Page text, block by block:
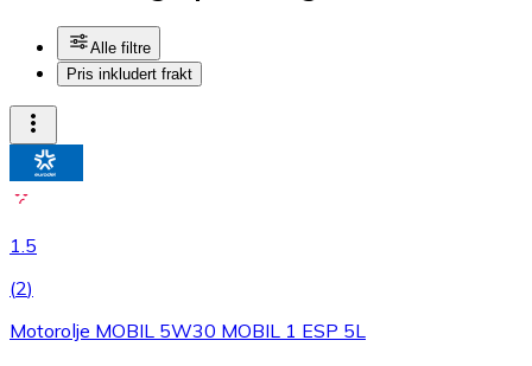
Alle filtre
Pris inkludert frakt
1.5
(2)
Motorolje MOBIL 5W30 MOBIL 1 ESP 5L